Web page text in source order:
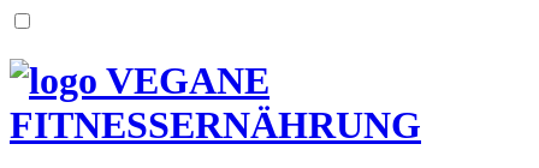
VEGANE
FITNESSERNÄHRUNG